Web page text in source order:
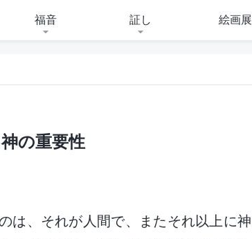
福音 証し 絵画展
の重要性
は、それが人間で、またそれ以上に神